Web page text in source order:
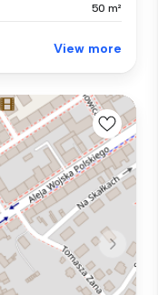
50 m²
View more